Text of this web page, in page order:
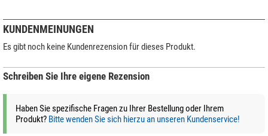
KUNDENMEINUNGEN
Es gibt noch keine Kundenrezension für dieses Produkt.
Schreiben Sie Ihre eigene Rezension
Haben Sie spezifische Fragen zu Ihrer Bestellung oder Ihrem
Produkt? Bitte wenden Sie sich hierzu an unseren Kundenservice!